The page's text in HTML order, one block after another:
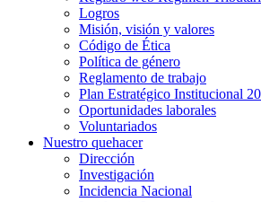
Logros
Misión, visión y valores
Código de Ética
Política de género
Reglamento de trabajo
Plan Estratégico Institucional
Oportunidades laborales
Voluntariados
Nuestro quehacer
Dirección
Investigación
Incidencia Nacional